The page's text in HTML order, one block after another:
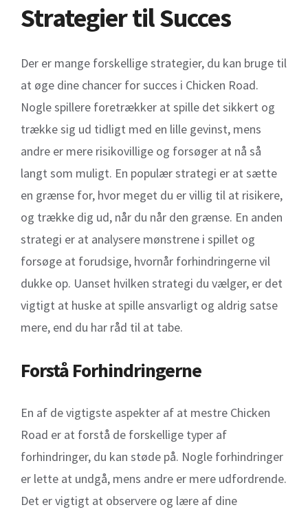
Strategier til Succes
Der er mange forskellige strategier, du kan bruge til
at øge dine chancer for succes i Chicken Road.
Nogle spillere foretrækker at spille det sikkert og
trække sig ud tidligt med en lille gevinst, mens
andre er mere risikovillige og forsøger at nå så
langt som muligt. En populær strategi er at sætte
en grænse for, hvor meget du er villig til at risikere,
og trække dig ud, når du når den grænse. En anden
strategi er at analysere mønstrene i spillet og
forsøge at forudsige, hvornår forhindringerne vil
dukke op. Uanset hvilken strategi du vælger, er det
vigtigt at huske at spille ansvarligt og aldrig satse
mere, end du har råd til at tabe.
Forstå Forhindringerne
En af de vigtigste aspekter af at mestre Chicken
Road er at forstå de forskellige typer af
forhindringer, du kan støde på. Nogle forhindringer
er lette at undgå, mens andre er mere udfordrende.
Det er vigtigt at observere og lære af dine